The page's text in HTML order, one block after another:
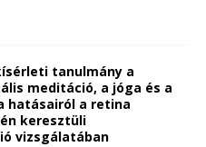
tanulmány a
meditáció, a jóga és a
hatásairól a retina
keresztüli
vizsgálatában